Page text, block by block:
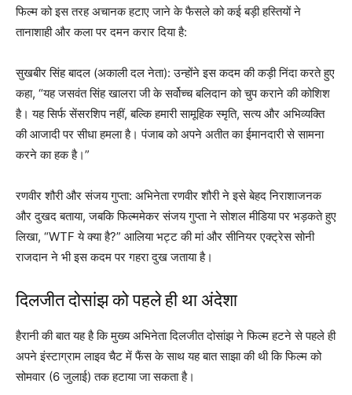
फिल्म को इस तरह अचानक हटाए जाने के फैसले को कई बड़ी हस्तियों ने
तानाशाही और कला पर दमन करार दिया है:
सुखबीर सिंह बादल (अकाली दल नेता): उन्होंने इस कदम की कड़ी निंदा करते हुए
कहा, “यह जसवंत सिंह खालरा जी के सर्वोच्च बलिदान को चुप कराने की कोशिश
है। यह सिर्फ सेंसरशिप नहीं, बल्कि हमारी सामूहिक स्मृति, सत्य और अभिव्यक्ति
की आजादी पर सीधा हमला है। पंजाब को अपने अतीत का ईमानदारी से सामना
करने का हक है।”
रणवीर शौरी और संजय गुप्ता: अभिनेता रणवीर शौरी ने इसे बेहद निराशाजनक
और दुखद बताया, जबकि फिल्ममेकर संजय गुप्ता ने सोशल मीडिया पर भड़कते हुए
लिखा, “WTF ये क्या है?” आलिया भट्ट की मां और सीनियर एक्ट्रेस सोनी
राजदान ने भी इस कदम पर गहरा दुख जताया है।
दिलजीत दोसांझ को पहले ही था अंदेशा
हैरानी की बात यह है कि मुख्य अभिनेता दिलजीत दोसांझ ने फिल्म हटने से पहले ही
अपने इंस्टाग्राम लाइव चैट में फैंस के साथ यह बात साझा की थी कि फिल्म को
सोमवार (6 जुलाई) तक हटाया जा सकता है।